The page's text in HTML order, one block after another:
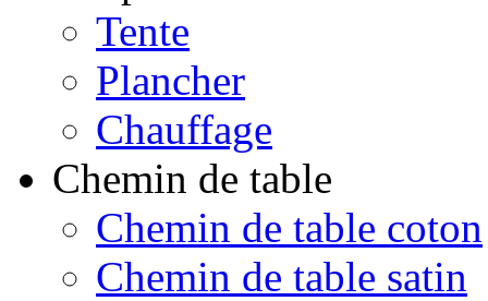
Tente
Plancher
Chauffage
Chemin de table
Chemin de table coton
Chemin de table satin